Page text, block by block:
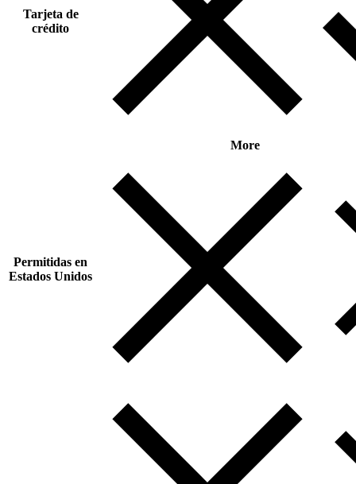
Tarjeta de
crédito
More
Permitidas en
Estados Unidos